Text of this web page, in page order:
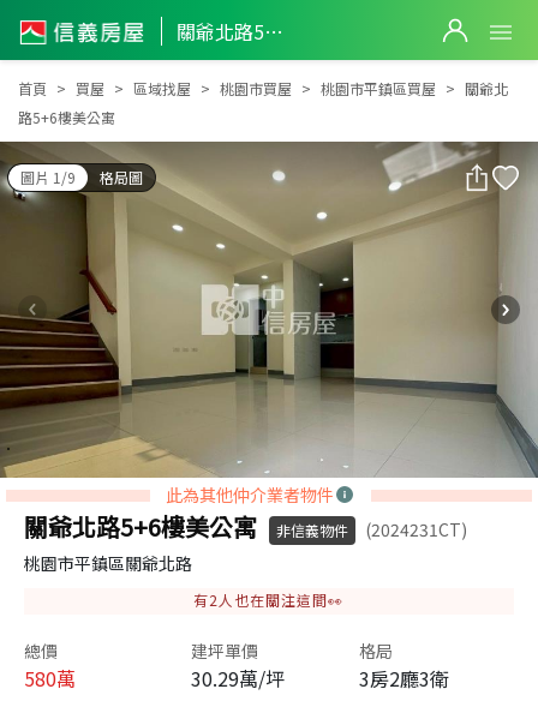
關爺北路5+6樓美公寓
關爺北路5+6樓美公寓
首頁 買屋 區域找屋 桃園市買屋 桃園市平鎮區買屋
關爺北
路5+6樓美公寓
圖片 1/9 格局圖
此為其他仲介業者物件
關爺北路5+6樓美公寓 非信義物件
(2024231CT)
桃園市平鎮區關爺北路
有2 人也在關注這間👀
總價
580萬
建坪單價
30.29萬/坪
格局
3房2廳3衛